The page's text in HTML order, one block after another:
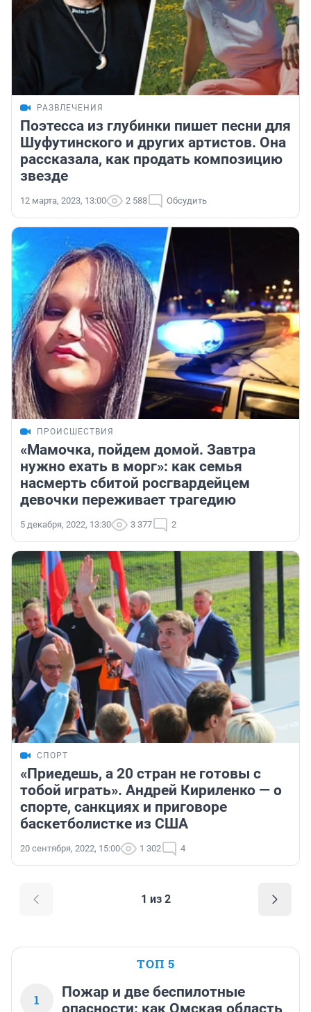
РАЗВЛЕЧЕНИЯ
Поэтесса из глубинки пишет песни для
Шуфутинского и других артистов. Она
рассказала, как продать композицию
звезде
12 марта, 2023, 13:00 2 588 Обсудить
ПРОИСШЕСТВИЯ
«Мамочка, пойдем домой. Завтра
нужно ехать в морг»: как семья
насмерть сбитой росгвардейцем
девочки переживает трагедию
5 декабря, 2022, 13:30 3 377 2
СПОРТ
«Приедешь, а 20 стран не готовы с
тобой играть». Андрей Кириленко — о
спорте, санкциях и приговоре
баскетболистке из США
20 сентября, 2022, 15:00 1 302 4
1 из 2
ТОП 5
1
Пожар и две беспилотные
опасности: как Омская область